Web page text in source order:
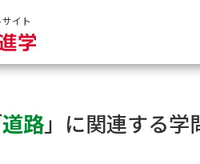
イト
道路」に関連する学